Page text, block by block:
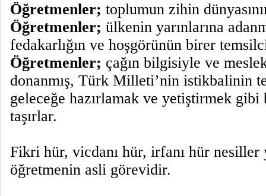
Öğretmenler; toplumun zihin
Öğretmenler; ülkenin yarınlarına
fedakarlığın ve hoşgörünün birer
Öğretmenler; çağın bilgisiyle ve
donanmış, Türk Milleti’nin istikbalinin
geleceğe hazırlamak ve yetiştirmek
taşırlar.
Fikri hür, vicdanı hür, irfanı hür
öğretmenin asli görevidir.